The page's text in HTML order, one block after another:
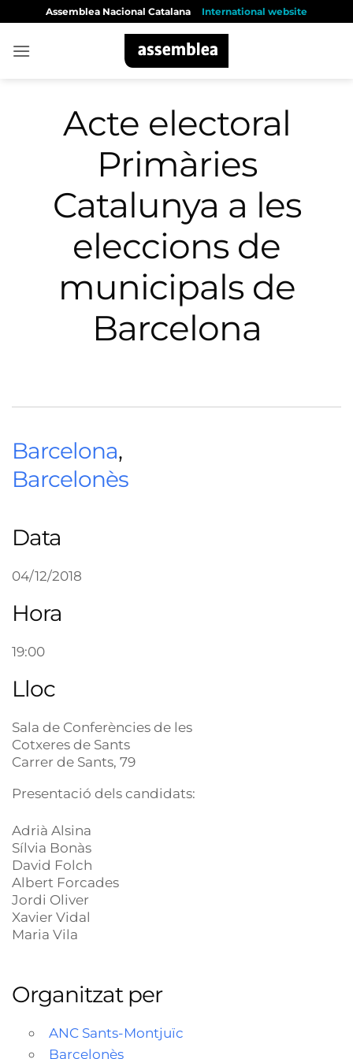
content
Assemblea Nacional Catalana International website
Acte electoral
Primàries
Catalunya a les
eleccions de
municipals de
Barcelona
Barcelona,
Barcelonès
Data
04/12/2018
Hora
19:00
Lloc
Sala de Conferències de les
Cotxeres de Sants
Carrer de Sants, 79
Presentació dels candidats:
Adrià Alsina
Sílvia Bonàs
David Folch
Albert Forcades
Jordi Oliver
Xavier Vidal
Maria Vila
Organitzat per
ANC Sants-Montjuïc
Barcelonès